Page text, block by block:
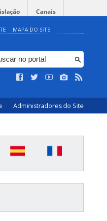
Canais
MAPA DO SITE
Administradores do Site